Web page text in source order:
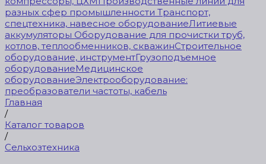
разных сфер промышленности Транспорт,
спецтехника, навесное оборудованиеЛитиевые
аккумуляторы Оборудование для прочистки труб,
котлов, теплообменников, скважинСтроительное
оборудование, инструментГрузоподъемное
оборудованиеМедицинское
оборудованиеЭлектрооборудование:
преобразователи частоты, кабель
Главная
/
Каталог товаров
/
Сельхозтехника